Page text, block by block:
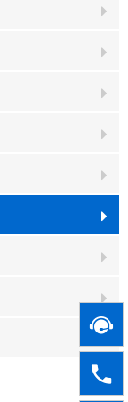









